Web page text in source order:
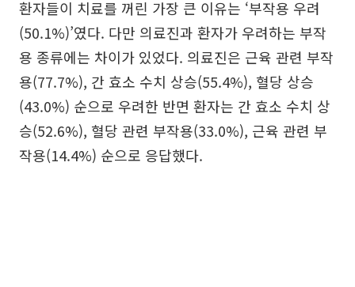
환자들이 치료를 꺼린 가장 큰 이유는 ‘부작용 우려
(50.1%)’였다. 다만 의료진과 환자가 우려하는 부작
용 종류에는 차이가 있었다. 의료진은 근육 관련 부작
용(77.7%), 간 효소 수치 상승(55.4%), 혈당 상승
(43.0%) 순으로 우려한 반면 환자는 간 효소 수치 상
승(52.6%), 혈당 관련 부작용(33.0%), 근육 관련 부
작용(14.4%) 순으로 응답했다.